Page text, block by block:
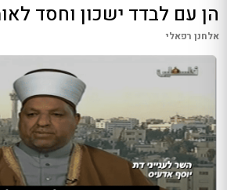
הן עם לבדד ישכון וחסד
אלחנן רפאלי